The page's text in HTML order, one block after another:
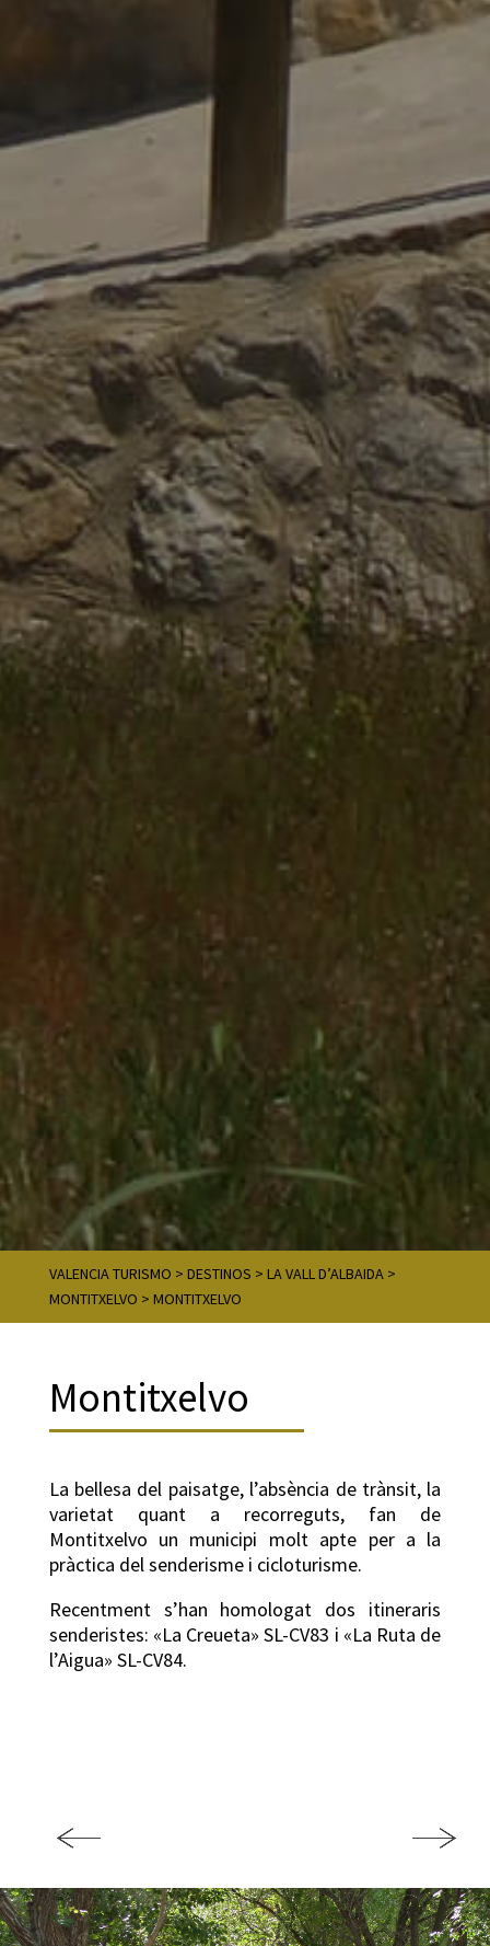
VALENCIA TURISMO > DESTINOS > LA VALL D’ALBAIDA>
MONTITXELVO > MONTITXELVO
Montitxelvo
La bellesa del paisatge, l’absència de trànsit, la
varietat quant a recorreguts, fan de
Montitxelvo un municipi molt apte per a la
pràctica del senderisme i cicloturisme.
Recentment s’han homologat dos itineraris
senderistes: «La Creueta» SL-CV83 i «La Ruta de
l’Aigua» SL-CV84.